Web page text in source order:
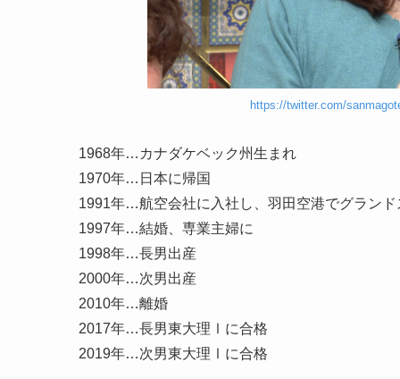
https://twitter.com/
1968年…カナダケベック州生まれ
1970年…日本に帰国
1991年…航空会社に入社し、羽田空港でグランド
1997年…結婚、専業主婦に
1998年…長男出産
2000年…次男出産
2010年…離婚
2017年…長男東大理Ⅰに合格
2019年…次男東大理Ⅰに合格